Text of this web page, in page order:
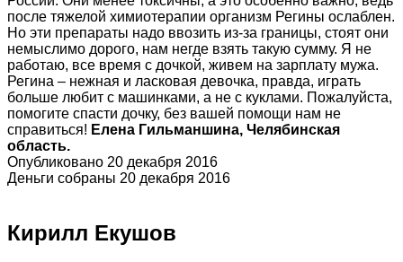
после тяжелой химиотерапии организм Регины ослаблен.
Но эти препараты надо ввозить из-за границы, стоят они
немыслимо дорого, нам негде взять такую сумму. Я не
работаю, все время с дочкой, живем на зарплату мужа.
Регина – нежная и ласковая девочка, правда, играть
больше любит с машинками, а не с куклами. Пожалуйста,
помогите спасти дочку, без вашей помощи нам не
справиться! Елена Гильманшина, Челябинская
область.
Опубликовано 20 декабря 2016
Деньги собраны 20 декабря 2016
Кирилл Екушов